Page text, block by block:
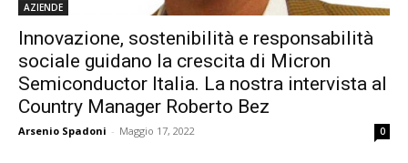
AZIENDE
Innovazione, sostenibilità e responsabilità
sociale guidano la crescita di Micron
Semiconductor Italia. La nostra intervista al
Country Manager Roberto Bez
Arsenio Spadoni - Maggio 17, 2022 0